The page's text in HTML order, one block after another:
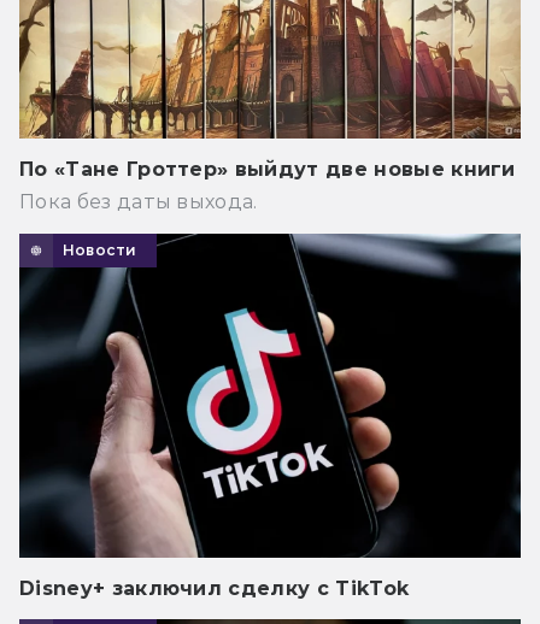
По «Тане Гроттер» выйдут две новые книги
Пока без даты выхода.
Новости
Disney+ заключил сделку с TikTok